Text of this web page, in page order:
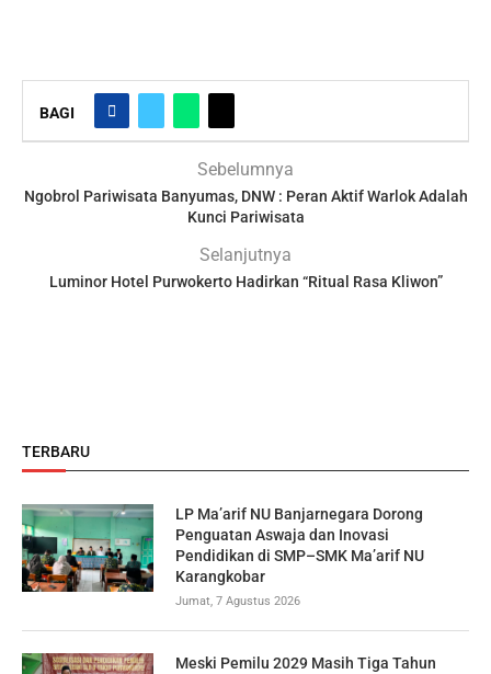
BAGI
Sebelumnya
Ngobrol Pariwisata Banyumas, DNW : Peran Aktif Warlok Adalah
Kunci Pariwisata
Selanjutnya
Luminor Hotel Purwokerto Hadirkan “Ritual Rasa Kliwon”
TERBARU
LP Ma’arif NU Banjarnegara Dorong
Penguatan Aswaja dan Inovasi
Pendidikan di SMP–SMK Ma’arif NU
Karangkobar
Jumat, 7 Agustus 2026
Meski Pemilu 2029 Masih Tiga Tahun